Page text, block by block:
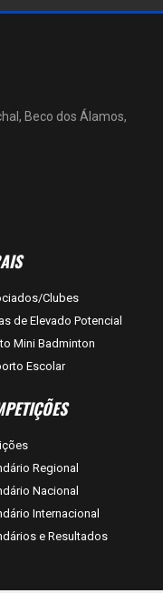
Beco dos Álamos,
Clubes
de Elevado Potencial
Mini Badminton
Escolar
Regional
Nacional
Internacional
e Resultados